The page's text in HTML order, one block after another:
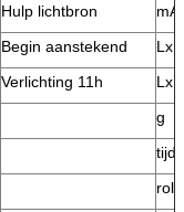
Hulp lichtbron
mA
Begin aanstekend
Lx
Verlichting 11h
Lx
g